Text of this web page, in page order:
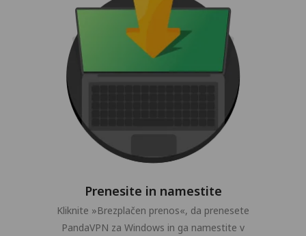
Prenesite in namestite
Kliknite »Brezplačen prenos«, da prenesete
PandaVPN za Windows in ga namestite v